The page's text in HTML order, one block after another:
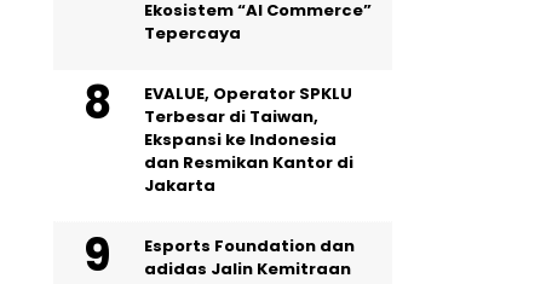
Ekosistem “AI Commerce”
Tepercaya
EVALUE, Operator SPKLU
Terbesar di Taiwan,
Ekspansi ke Indonesia
dan Resmikan Kantor di
Jakarta
Esports Foundation dan
adidas Jalin Kemitraan